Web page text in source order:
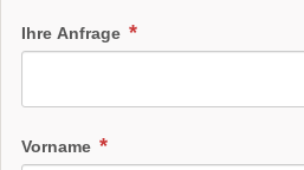
Ihre Anfrage
Vorname